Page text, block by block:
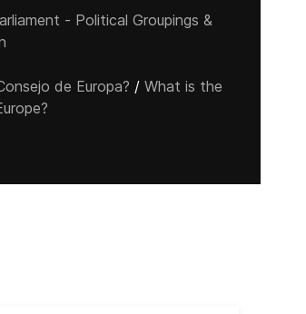
- Political Groupings &
de Europa? / What is the